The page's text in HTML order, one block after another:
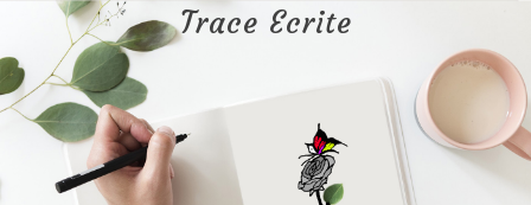
contenu
Trace Ecrite